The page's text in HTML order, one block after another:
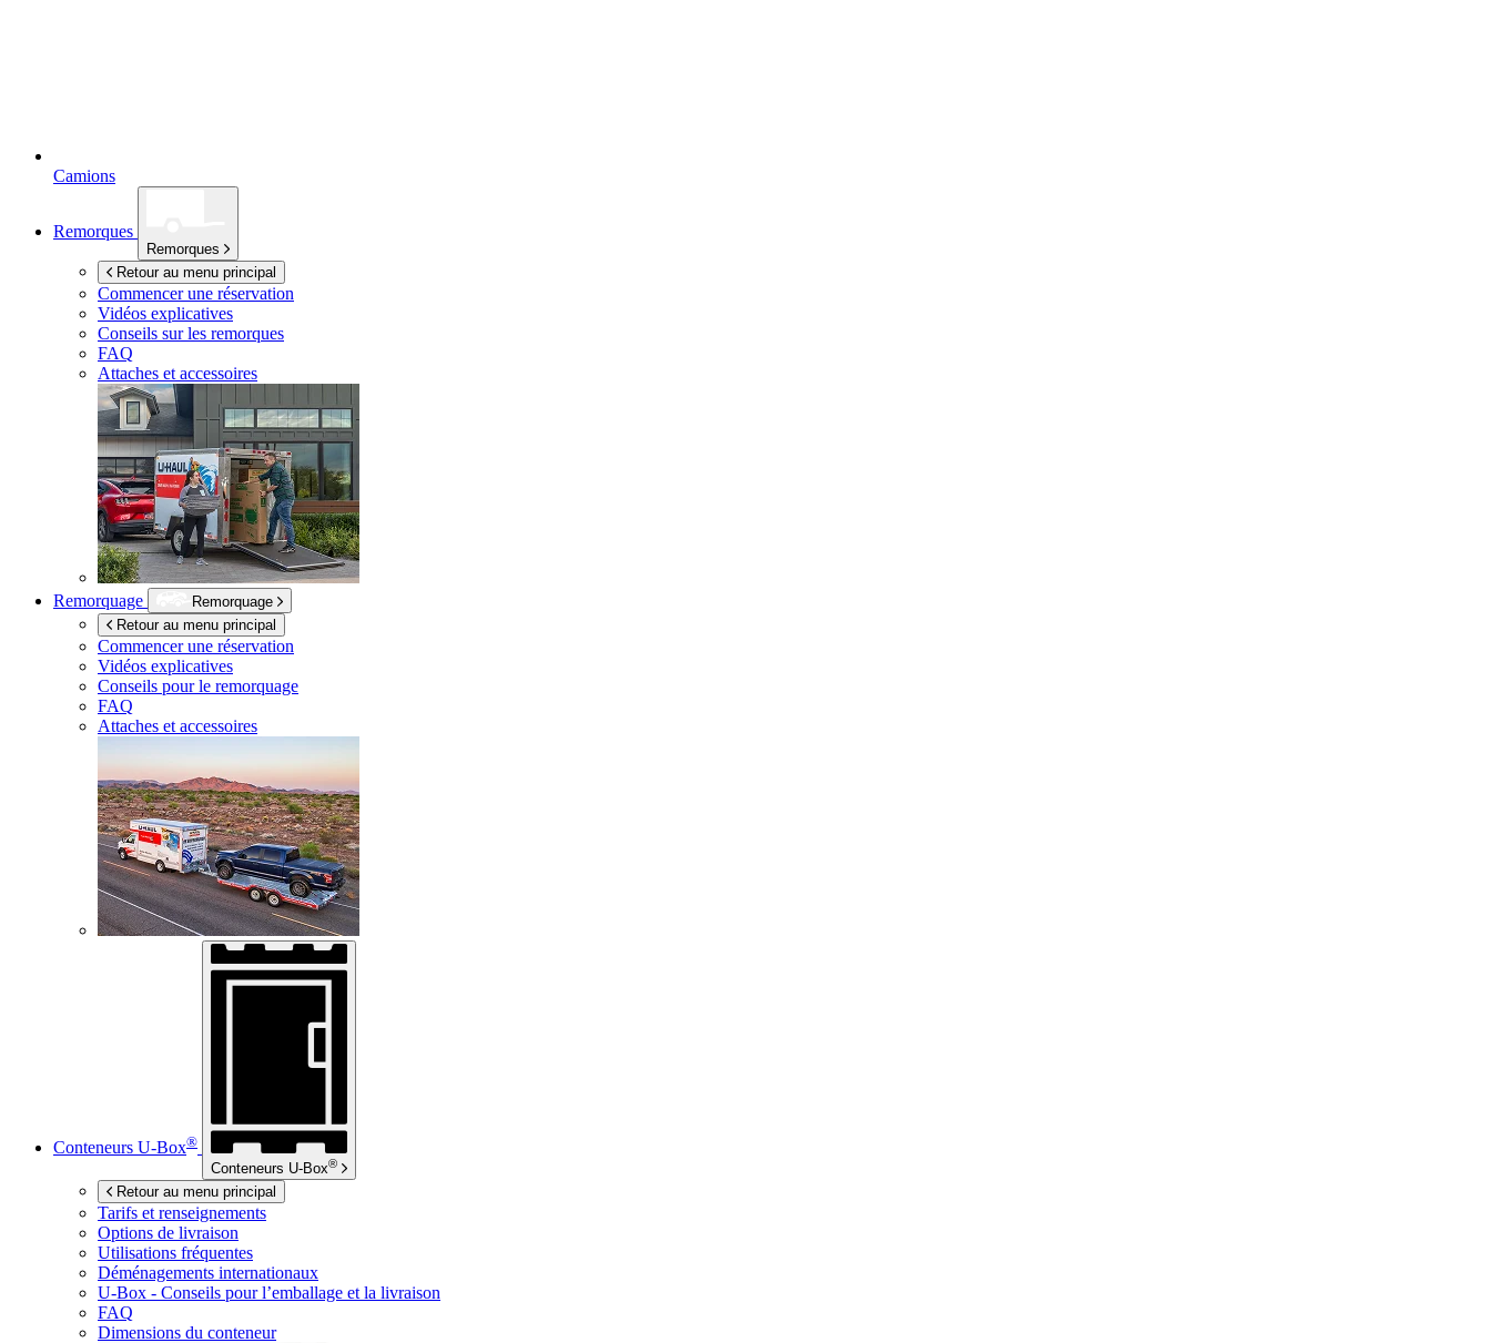
Camions
Remorques
Remorques
Retour au menu principal
Commencer une réservation
Vidéos explicatives
Conseils sur les remorques
FAQ
Attaches et accessoires
Remorquage
Remorquage
Retour au menu principal
Commencer une réservation
Vidéos explicatives
Conseils pour le remorquage
FAQ
Attaches et accessoires
Conteneurs U-Box®
Conteneurs U-Box®
Retour au menu principal
Tarifs et renseignements
Options de livraison
Utilisations fréquentes
Déménagements internationaux
U-Box - Conseils pour l’emballage et la livraison
FAQ
Dimensions du conteneur